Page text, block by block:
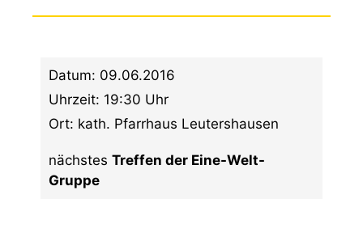
Datum: 09.06.2016
Uhrzeit: 19:30 Uhr
Ort: kath. Pfarrhaus Leutershausen
nächstes Treffen der Eine-Welt-
Gruppe